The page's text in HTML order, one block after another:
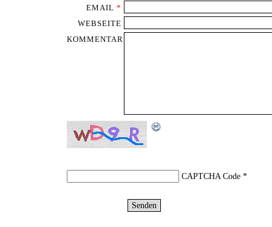
EMAIL *
WEBSEITE
KOMMENTAR
CAPTCHA Code*